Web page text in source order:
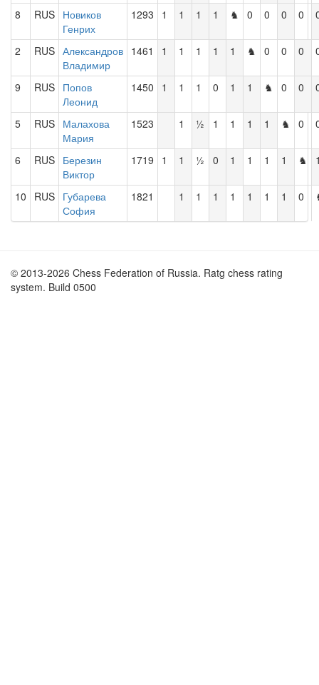
8 RUS Новиков
Генрих
1293 1 1 1 1 ♞ 0 0 0 0
2 RUS Александров
Владимир
1461 1 1 1 1 1 ♞ 0 0 0
9 RUS Попов
Леонид
1450 1 1 1 0 1 1 ♞ 0 0
5 RUS Малахова
Мария
1523 1 ½ 1 1 1 1 ♞ 0
6 RUS Березин
Виктор
1719 1 1 ½ 0 1 1 1 1 ♞
10 RUS Губарева
София
1821 1 1 1 1 1 1 1 0
© 2013-2026 Chess Federation of Russia. Ratg chess rating
system. Build 0500